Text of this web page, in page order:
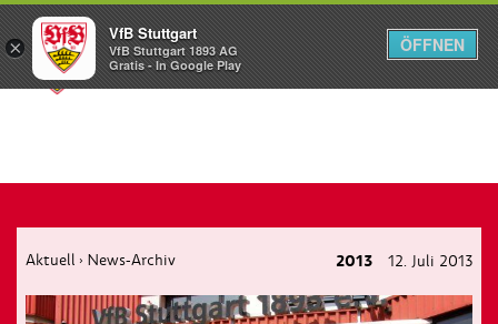
Menü
Aktuell › News-Archiv 2013 12. Juli 2013
×
VfB Stuttgart
VfB Stuttgart 1893 AG
Gratis - In Google Play
ÖFFNEN